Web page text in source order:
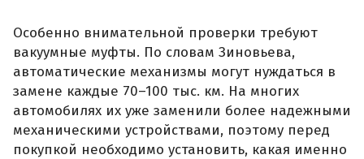
Особенно внимательной проверки требуют
вакуумные муфты. По словам Зиновьева,
автоматические механизмы могут нуждаться в
замене каждые 70–100 тыс. км. На многих
автомобилях их уже заменили более надежными
механическими устройствами, поэтому перед
покупкой необходимо установить, какая именно